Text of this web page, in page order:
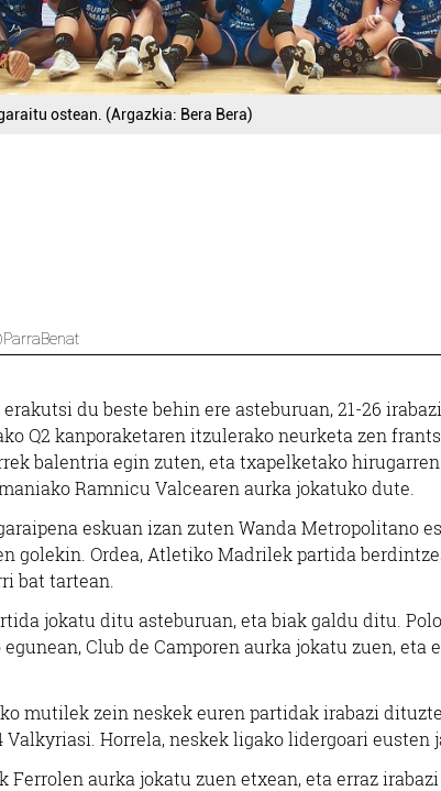
ostean. (Argazkia: Bera Bera)
du beste behin ere asteburuan, 21-26
Q2 kanporaketaren itzulerako neurketa zen
balentria egin zuten, eta txapelketako
Ramnicu Valcearen aurka jokatuko dute.
eskuan izan zuten Wanda Metropolitano
golekin. Ordea, Atletiko Madrilek partida
bat tartean.
jokatu ditu asteburuan, eta biak galdu ditu.
Club de Camporen aurka jokatu zuen, eta
mutilek zein neskek euren partidak irabazi
Valkyriasi. Horrela, neskek ligako lidergoari eusten
Ferrolen aurka jokatu zuen etxean, eta erraz irabazi